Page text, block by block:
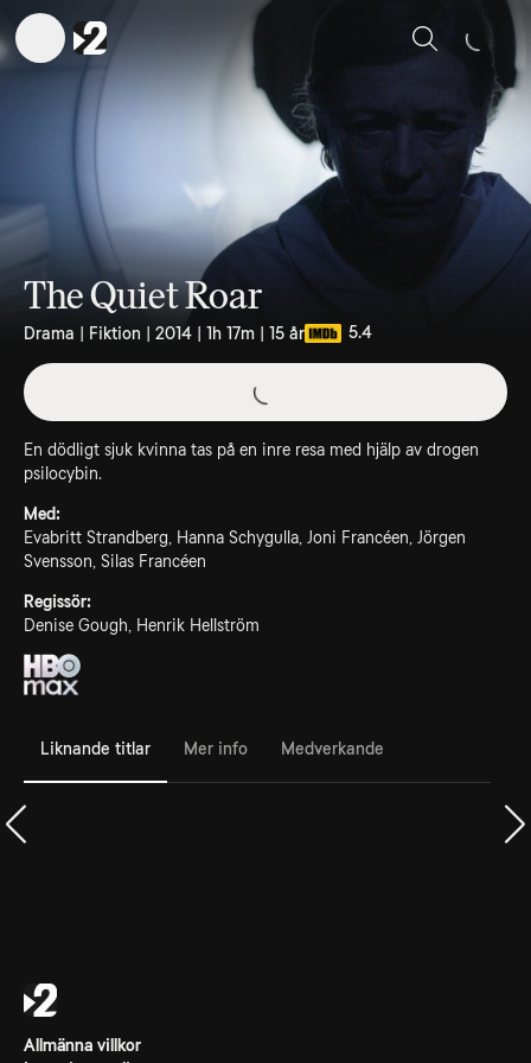
Sök
The Quiet Roar
Drama | Fiktion | 2014 | 1h 17m | 15 år 5.4
En dödligt sjuk kvinna tas på en inre resa med hjälp av drogen
psilocybin.
Med:
Evabritt Strandberg, Hanna Schygulla, Joni Francéen, Jörgen
Svensson, Silas Francéen
Regissör:
Denise Gough, Henrik Hellström
Liknande titlar Mer info Medverkande
Allmänna villkor